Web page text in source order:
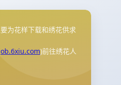
为花样下载和绣花供求
)前往绣花人